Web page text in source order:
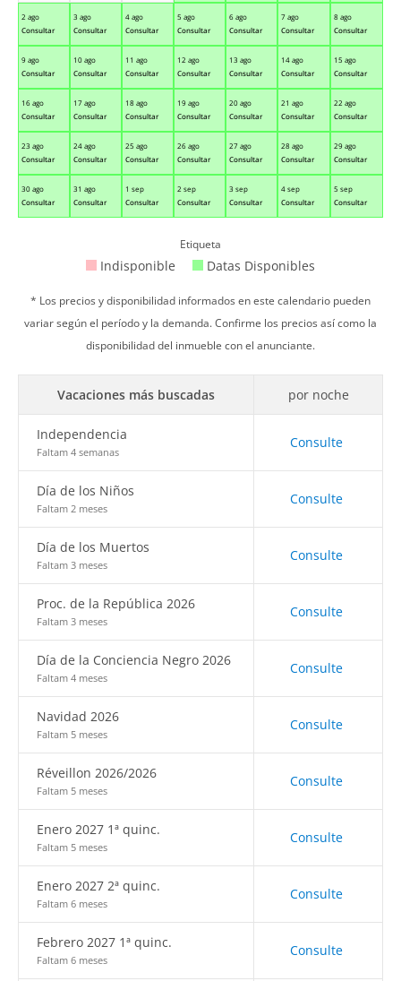
2 ago
Consultar
3 ago
Consultar
4 ago
Consultar
5 ago
Consultar
6 ago
Consultar
7 ago
Consultar
8 ago
Consultar
9 ago
Consultar
10 ago
Consultar
11 ago
Consultar
12 ago
Consultar
13 ago
Consultar
14 ago
Consultar
15 ago
Consultar
16 ago
Consultar
17 ago
Consultar
18 ago
Consultar
19 ago
Consultar
20 ago
Consultar
21 ago
Consultar
22 ago
Consultar
23 ago
Consultar
24 ago
Consultar
25 ago
Consultar
26 ago
Consultar
27 ago
Consultar
28 ago
Consultar
29 ago
Consultar
30 ago
Consultar
31 ago
Consultar
1 sep
Consultar
2 sep
Consultar
3 sep
Consultar
4 sep
Consultar
5 sep
Consultar
Etiqueta
Indisponible Datas Disponibles
* Los precios y disponibilidad informados en este calendario pueden
variar según el período y la demanda. Confirme los precios así como la
disponibilidad del inmueble con el anunciante.
Vacaciones más buscadas por noche
Independencia
Faltam 4 semanas
Consulte
Día de los Niños
Faltam 2 meses
Consulte
Día de los Muertos
Faltam 3 meses
Consulte
Proc. de la República 2026
Faltam 3 meses
Consulte
Día de la Conciencia Negro 2026
Faltam 4 meses
Consulte
Navidad 2026
Faltam 5 meses
Consulte
Réveillon 2026/2026
Faltam 5 meses
Consulte
Enero 2027 1ª quinc.
Faltam 5 meses
Consulte
Enero 2027 2ª quinc.
Faltam 6 meses
Consulte
Febrero 2027 1ª quinc.
Faltam 6 meses
Consulte